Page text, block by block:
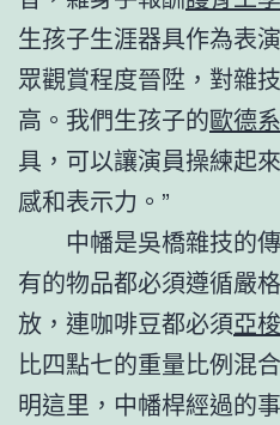
生孩子生涯器具作為表
眾觀賞程度晉陞，對雜
高。我們生孩子的歐德
具，可以讓演員操練起
感和表示力。”
中幡是吳橋雜技的
有的物品都必須遵循嚴
放，連咖啡豆都必須亞
比四點七的重量比例混
明這里，中幡桿經過的